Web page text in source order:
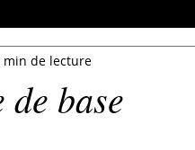
Bonheur
base
min de lecture